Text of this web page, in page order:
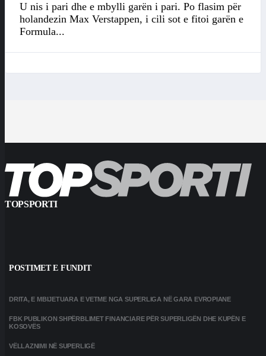
U nis i pari dhe e mbylli garën i pari. Po flasim për
holandezin Max Verstappen, i cili sot e fitoi garën e
Formula...
TOPSPORTI
POSTIMET E FUNDIT
DRITA, E MBIJETUARA E VETME NGA SUPERLIGA NË GARA EVROPIANE
FBK PUBLIKON SHPËRBLIMET FINANCIARE PËR SUPERLIGËN DHE KUPËN E
KOSOVËS
VËLLAZNIMI NË SUPERLIGË